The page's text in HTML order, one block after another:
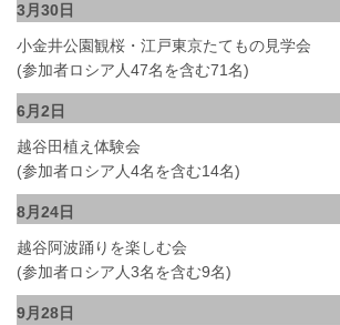
3月30日
小金井公園観桜・江戸東京たてもの見学会
(参加者ロシア人47名を含む71名)
6月2日
越谷田植え体験会
(参加者ロシア人4名を含む14名)
8月24日
越谷阿波踊りを楽しむ会
(参加者ロシア人3名を含む9名)
9月28日